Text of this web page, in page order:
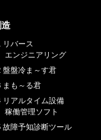
リバース
エンジニアリング
盤盤冷ま～す君
まも～る君
リアルタイム設備
稼働管理ソフト
故障予知診断ツール